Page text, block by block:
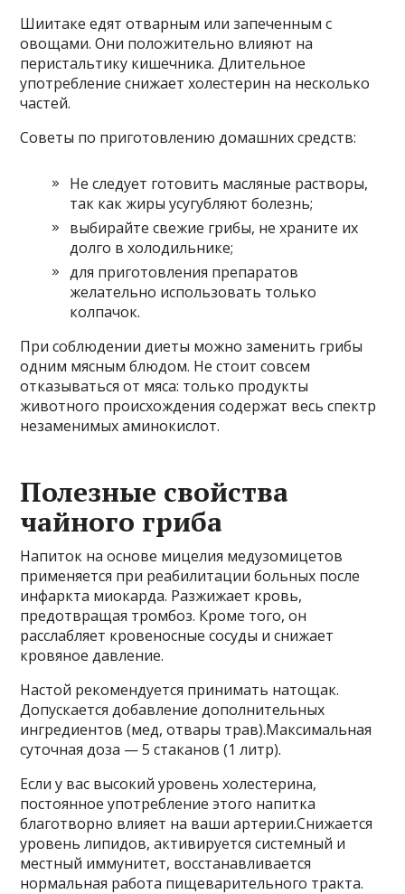
Шиитаке едят отварным или запеченным с
овощами. Они положительно влияют на
перистальтику кишечника. Длительное
употребление снижает холестерин на несколько
частей.
Советы по приготовлению домашних средств:
Не следует готовить масляные растворы,
так как жиры усугубляют болезнь;
выбирайте свежие грибы, не храните их
долго в холодильнике;
для приготовления препаратов
желательно использовать только
колпачок.
При соблюдении диеты можно заменить грибы
одним мясным блюдом. Не стоит совсем
отказываться от мяса: только продукты
животного происхождения содержат весь спектр
незаменимых аминокислот.
Полезные свойства
чайного гриба
Напиток на основе мицелия медузомицетов
применяется при реабилитации больных после
инфаркта миокарда. Разжижает кровь,
предотвращая тромбоз. Кроме того, он
расслабляет кровеносные сосуды и снижает
кровяное давление.
Настой рекомендуется принимать натощак.
Допускается добавление дополнительных
ингредиентов (мед, отвары трав).Максимальная
суточная доза — 5 стаканов (1 литр).
Если у вас высокий уровень холестерина,
постоянное употребление этого напитка
благотворно влияет на ваши артерии.Снижается
уровень липидов, активируется системный и
местный иммунитет, восстанавливается
нормальная работа пищеварительного тракта.